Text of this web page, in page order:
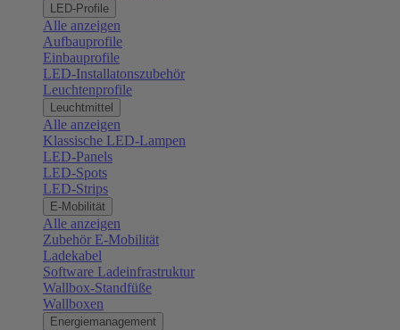
LED-Profile
Alle anzeigen
Aufbauprofile
Einbauprofile
LED-Installatonszubehör
Leuchtenprofile
Leuchtmittel
Alle anzeigen
Klassische LED-Lampen
LED-Panels
LED-Spots
LED-Strips
E-Mobilität
Alle anzeigen
Zubehör E-Mobilität
Ladekabel
Software Ladeinfrastruktur
Wallbox-Standfüße
Wallboxen
Energiemanagement